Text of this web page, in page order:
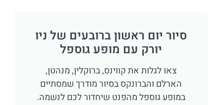
סיור יום ראשון ברובעים של ניו
יורק עם מופע גוספל
צאו לגלות את קווינס, ברוקלין, מנהטן,
הארלם והברונקס בסיור מודרך שמסתיים
במופע גוספל מהפנט שיחדור לכם לנשמה.